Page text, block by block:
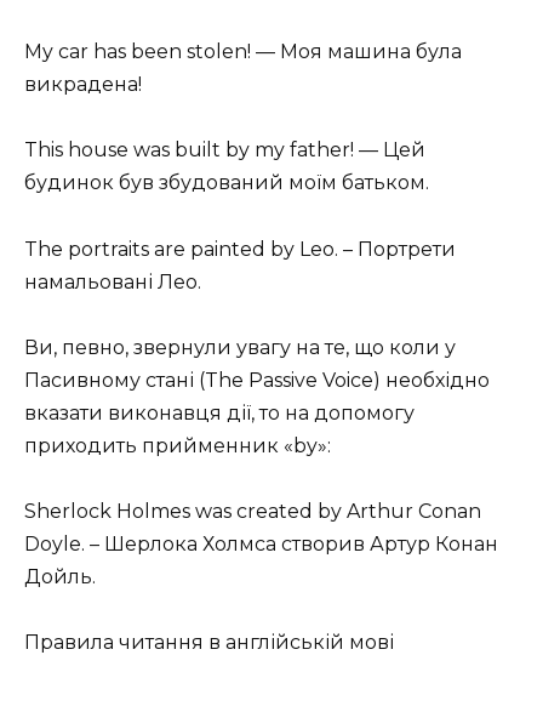
My car has been stolen! — Моя машина була
викрадена!
This house was built by my father! — Цей
будинок був збудований моїм батьком.
The portraits are painted by Leo. – Портрети
намальовані Лео.
Ви, певно, звернули увагу на те, що коли у
Пасивному стані (The Passive Voice) необхідно
вказати виконавця дії, то на допомогу
приходить прийменник «by»:
Sherlock Holmes was created by Arthur Conan
Doyle. – Шерлока Холмса створив Артур Конан
Дойль.
Правила читання в англійській мові